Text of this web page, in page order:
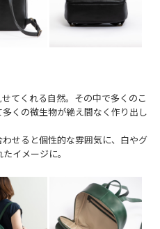
てくれる自然。その中で多くのこ
くの微生物が絶え間なく作り出し
せると個性的な雰囲気に、白やグ
イメージに。